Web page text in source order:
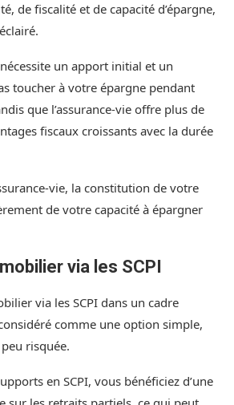
de fiscalité et de capacité d’épargne,
un apport initial et un
toucher à votre épargne pendant
que l’assurance-vie offre plus de
fiscaux croissants avec la durée
vie, la constitution de votre
de votre capacité à épargner
via les SCPI
via les SCPI dans un cadre
comme une option simple,
risquée.
en SCPI, vous bénéficiez d’une